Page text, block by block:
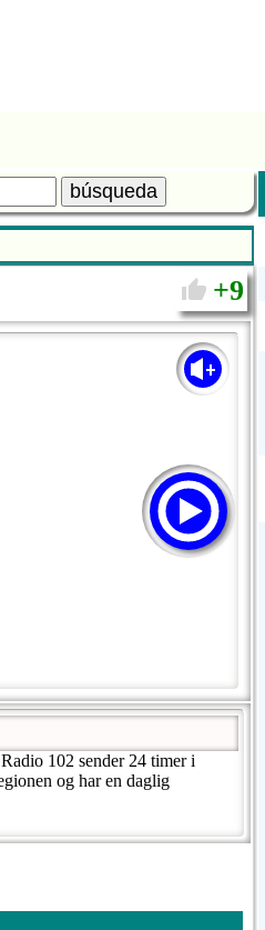
búsqueda
9
102 sender 24 timer i
og har en daglig